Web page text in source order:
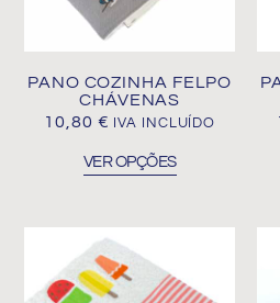
PANO COZINHA FELPO
CHÁVENAS
10,80 € IVA INCLUÍDO
VER OPÇÕES
chosen
on
product
has